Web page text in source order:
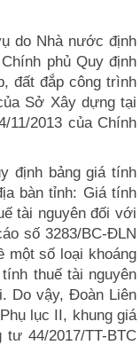
do Nhà nước định
phủ Quy định
đất đắp công trình
Sở Xây dựng tại
11/2013 của Chính
định bảng giá tính
bàn tỉnh: Giá tính
tài nguyên đối với
số 3283/BC-ĐLN
một số loại khoáng
thuế tài nguyên
Do vậy, Đoàn Liên
lục II, khung giá
44/2017/TT-BTC